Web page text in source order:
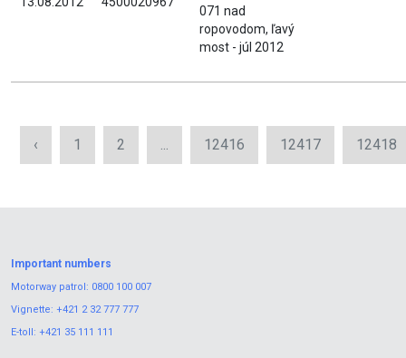
071 nad
ropovodom, ľavý
most - júl 2012
‹ 1 2 ... 12416 12417 12418
Important numbers
Motorway patrol: 0800 100 007
Vignette: +421 2 32 777 777
E-toll: +421 35 111 111